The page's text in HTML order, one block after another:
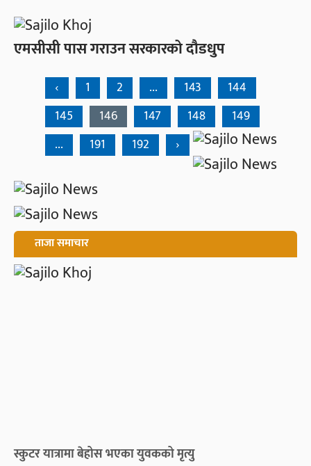
एमसीसी पास गराउन सरकारको दौडधुप
‹ 1 2 ... 143
144
145
146 147 148
149
...
191 192 ›
ताजा समाचार
स्कुटर यात्रामा बेहोस भएका युवकको मृत्यु